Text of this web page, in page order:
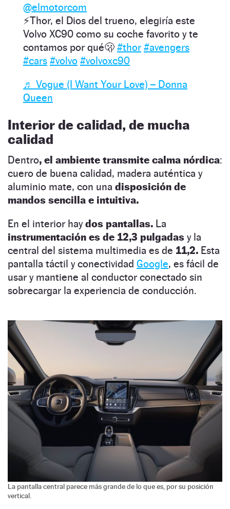
@elmotorcom
⚡️Thor, el Dios del trueno, elegiría este
Volvo XC90 como su coche favorito y te
contamos por qué🫢 #thor #avengers
#cars #volvo #volvoxc90
♬ Vogue (I Want Your Love) – Donna
Queen
Interior de calidad, de mucha
calidad
Dentro, el ambiente transmite calma nórdica:
cuero de buena calidad, madera auténtica y
aluminio mate, con una disposición de
mandos sencilla e intuitiva.
En el interior haydos pantallas. La
instrumentación es de 12,3 pulgadas y la
central del sistema multimedia es de 11,2. Esta
pantalla táctil y conectividad Google, es fácil de
usar y mantiene al conductor conectado sin
sobrecargar la experiencia de conducción.
La pantalla central parece más grande de lo que es, por su posición
vertical.